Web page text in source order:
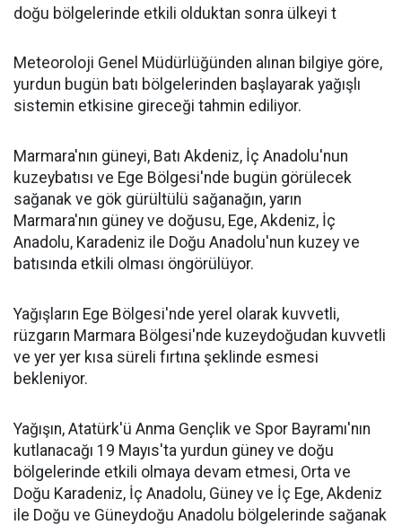
doğu bölgelerinde etkili olduktan sonra ülkeyi t
Meteoroloji Genel Müdürlüğünden alınan bilgiye göre,
yurdun bugün batı bölgelerinden başlayarak yağışlı
sistemin etkisine gireceği tahmin ediliyor.
Marmara'nın güneyi, Batı Akdeniz, İç Anadolu'nun
kuzeybatısı ve Ege Bölgesi'nde bugün görülecek
sağanak ve gök gürültülü sağanağın, yarın
Marmara'nın güney ve doğusu, Ege, Akdeniz, İç
Anadolu, Karadeniz ile Doğu Anadolu'nun kuzey ve
batısında etkili olması öngörülüyor.
Yağışların Ege Bölgesi'nde yerel olarak kuvvetli,
rüzgarın Marmara Bölgesi'nde kuzeydoğudan kuvvetli
ve yer yer kısa süreli fırtına şeklinde esmesi
bekleniyor.
Yağışın, Atatürk'ü Anma Gençlik ve Spor Bayramı'nın
kutlanacağı 19 Mayıs'ta yurdun güney ve doğu
bölgelerinde etkili olmaya devam etmesi, Orta ve
Doğu Karadeniz, İç Anadolu, Güney ve İç Ege, Akdeniz
ile Doğu ve Güneydoğu Anadolu bölgelerinde sağanak